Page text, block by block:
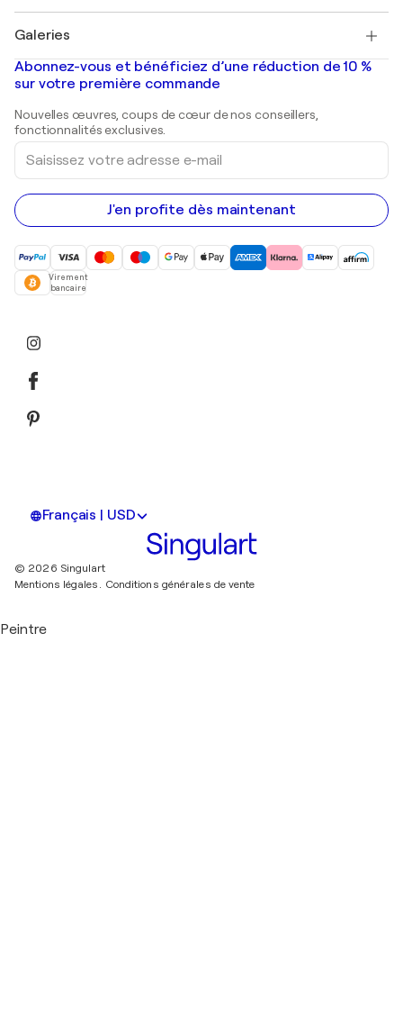
Banksy
Mr. Brainwash
Shepard Fairey
Tableaux abstraits à vendre
Peintures de paysage
Estampes
Peintures acryliques
Galeries
Galeries d'art en France
Galeries d'art en Belgique
Abonnez-vous et bénéficiez d’une réduction de 10 %
sur votre première commande
Nouvelles œuvres, coups de cœur de nos conseillers,
fonctionnalités exclusives.
Saisissez
votre
adresse
e-
mail
J'en profite dès maintenant
Virement
bancaire
Français | USD
© 2026 Singulart
Mentions légales. Conditions générales de vente
Peintre